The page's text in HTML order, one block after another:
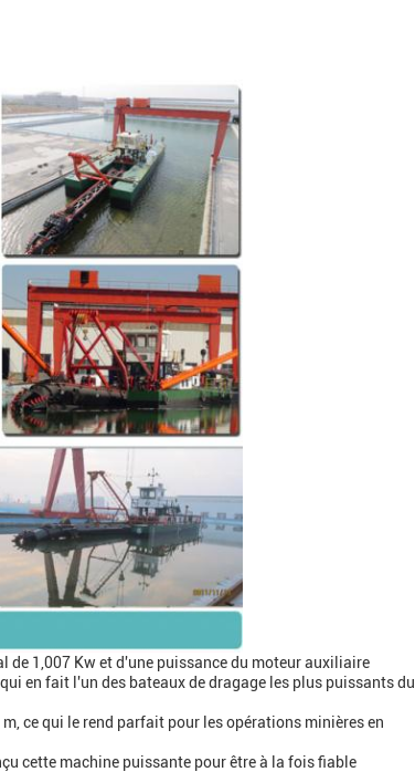
de 1,007 Kw et d'une puissance du moteur auxiliaire
en fait l'un des bateaux de dragage les plus puissants du
ce qui le rend parfait pour les opérations minières en
cette machine puissante pour être à la fois fiable